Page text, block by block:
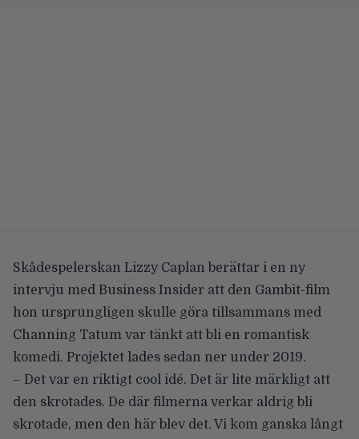
Skådespelerskan Lizzy Caplan berättar i en ny
intervju med Business Insider att den Gambit-film
hon ursprungligen skulle göra tillsammans med
Channing Tatum var tänkt att bli en romantisk
komedi. Projektet lades sedan ner under 2019.
– Det var en riktigt cool idé. Det är lite märkligt att
den skrotades. De där filmerna verkar aldrig bli
skrotade, men den här blev det. Vi kom ganska långt